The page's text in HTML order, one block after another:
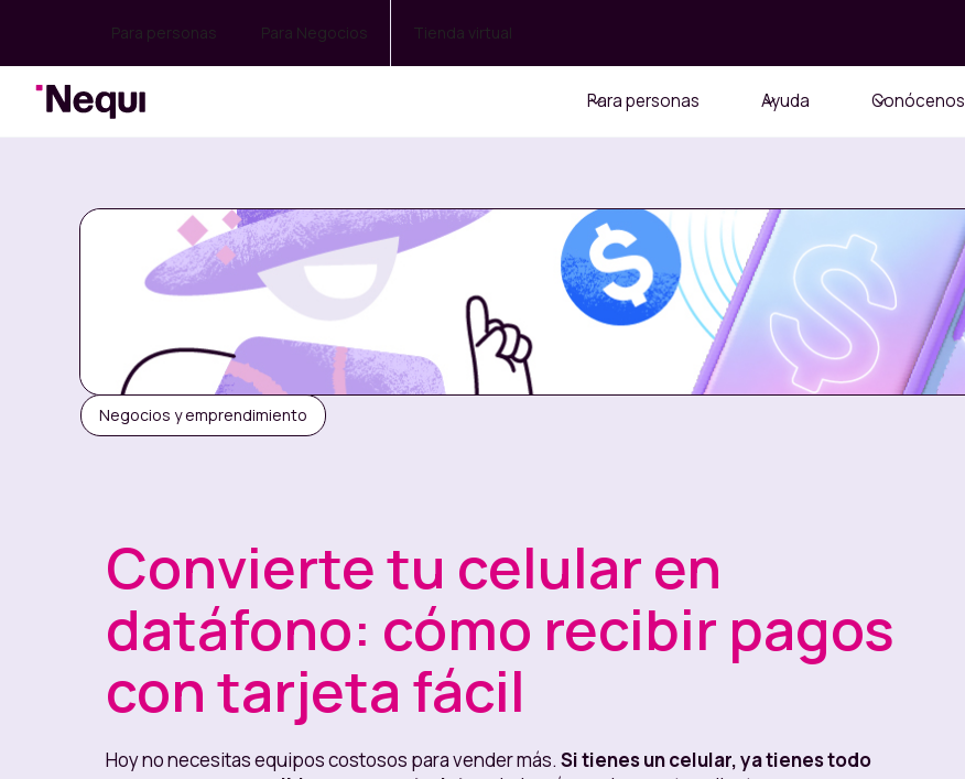
Para personas Para Negocios Tienda virtual
Para personas Ayuda Conócenos
Negocios y emprendimiento
Convierte tu celular en
datáfono: cómo recibir pagos
con tarjeta fácil
Hoy no necesitas equipos costosos para vender más. Si tienes un celular, ya tienes todo